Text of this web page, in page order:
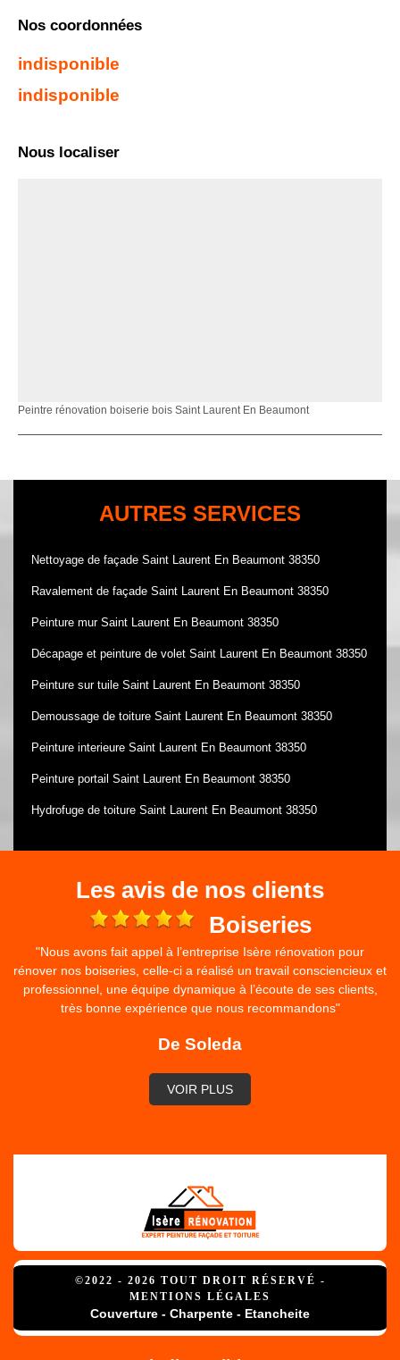
Nos coordonnées
indisponible
indisponible
Nous localiser
Peintre rénovation boiserie bois Saint Laurent En Beaumont
AUTRES SERVICES
Nettoyage de façade Saint Laurent En Beaumont 38350
Ravalement de façade Saint Laurent En Beaumont 38350
Peinture mur Saint Laurent En Beaumont 38350
Décapage et peinture de volet Saint Laurent En Beaumont 38350
Peinture sur tuile Saint Laurent En Beaumont 38350
Demoussage de toiture Saint Laurent En Beaumont 38350
Peinture interieure Saint Laurent En Beaumont 38350
Peinture portail Saint Laurent En Beaumont 38350
Hydrofuge de toiture Saint Laurent En Beaumont 38350
Les avis de nos clients
Boiseries
"Nous avons fait appel à l’entreprise Isère rénovation pour
rénover nos boiseries, celle-ci a réalisé un travail consciencieux et
professionnel, une équipe dynamique à l’écoute de ses clients,
très bonne expérience que nous recommandons"
De Soleda
VOIR PLUS
©2022 - 2026 TOUT DROIT RÉSERVÉ -
MENTIONS LÉGALES
Couverture - Charpente - Etancheite